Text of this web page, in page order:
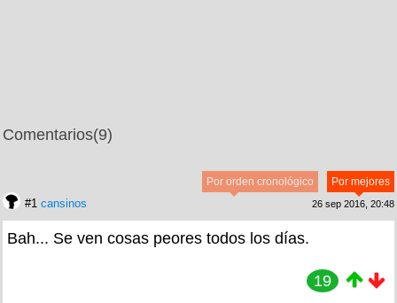
Comentarios(9)
Por mejores
Por orden cronológico
#1 cansinos 26 sep 2016, 20:48
Bah... Se ven cosas peores todos los días.
19